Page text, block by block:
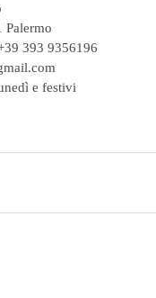
Palermo
393 9356196
e festivi